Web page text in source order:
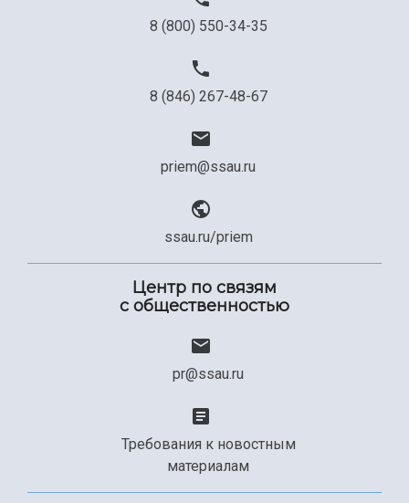
8 (800) 550-34-35
8 (846) 267-48-67
priem@ssau.ru
ssau.ru/priem
Центр по связям
с общественностью
pr@ssau.ru
Требования к новостным
материалам